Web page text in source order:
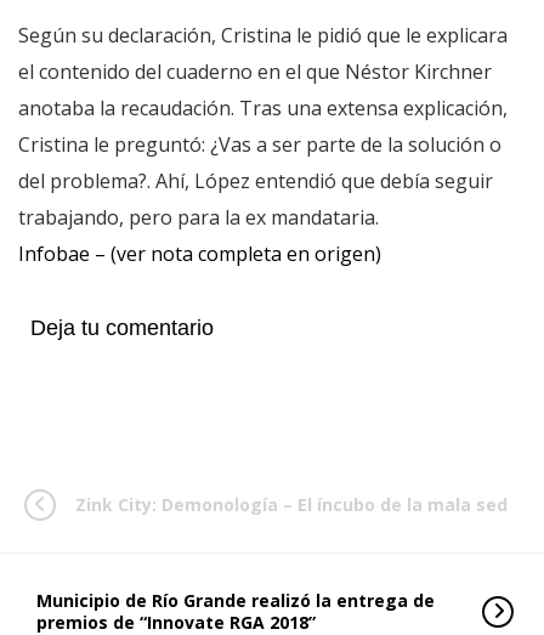
Según su declaración, Cristina le pidió que le explicara
el contenido del cuaderno en el que Néstor Kirchner
anotaba la recaudación. Tras una extensa explicación,
Cristina le preguntó: ¿Vas a ser parte de la solución o
del problema?. Ahí, López entendió que debía seguir
trabajando, pero para la ex mandataria.
Infobae – (ver nota completa en origen)
Deja tu comentario
Zink City: Demonología – El íncubo de la mala sed
Municipio de Río Grande realizó la entrega de
premios de “Innovate RGA 2018”